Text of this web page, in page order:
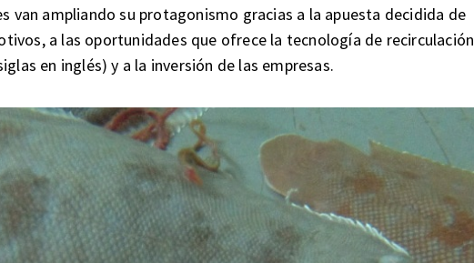
van ampliando su protagonismo gracias a la apuesta decidida de
a las oportunidades que ofrece la tecnología de recirculación
en inglés) y a la inversión de las empresas.